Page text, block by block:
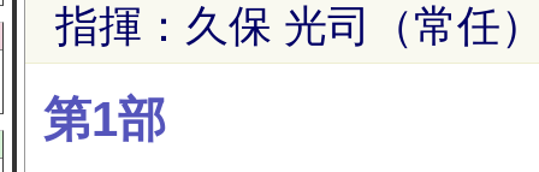
指揮：久保 光司（常任
第1部